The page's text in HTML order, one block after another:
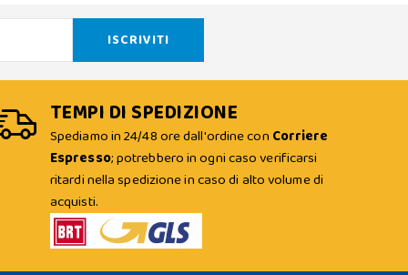
TEMPI DI SPEDIZIONE
Spediamo in 24/48 ore dall'ordine con Corriere
Espresso; potrebbero in ogni caso verificarsi
ritardi nella spedizione in caso di alto volume di
acquisti.